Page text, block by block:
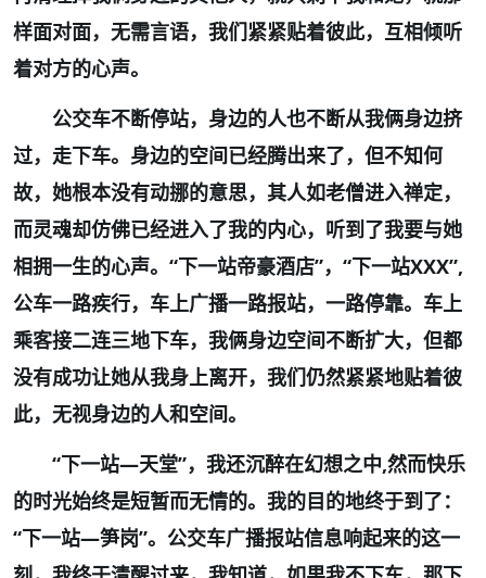
样面对面，无需言语，我们紧紧贴着彼此，互相倾听
着对方的心声。
公交车不断停站，身边的人也不断从我俩身边挤
过，走下车。身边的空间已经腾出来了，但不知何
故，她根本没有动挪的意思，其人如老僧进入禅定，
而灵魂却仿佛已经进入了我的内心，听到了我要与她
相拥一生的心声。“下一站帝豪酒店”，“下一站XXX”,
公车一路疾行，车上广播一路报站，一路停靠。车上
乘客接二连三地下车，我俩身边空间不断扩大，但都
没有成功让她从我身上离开，我们仍然紧紧地贴着彼
此，无视身边的人和空间。
“下一站—天堂”，我还沉醉在幻想之中,然而快乐
的时光始终是短暂而无情的。我的目的地终于到了：
“下一站—笋岗”。公交车广播报站信息响起来的这一